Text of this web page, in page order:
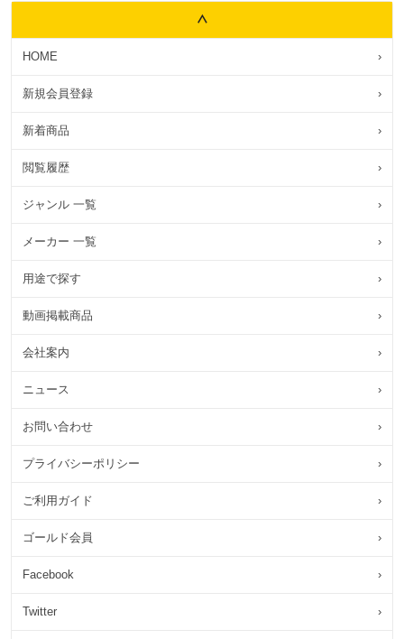
HOME ›
新規会員登録 ›
新着商品 ›
閲覧履歴 ›
ジャンル 一覧 ›
メーカー 一覧 ›
用途で探す ›
動画掲載商品 ›
会社案内 ›
ニュース ›
お問い合わせ ›
プライバシーポリシー ›
ご利用ガイド ›
ゴールド会員 ›
Facebook ›
Twitter ›